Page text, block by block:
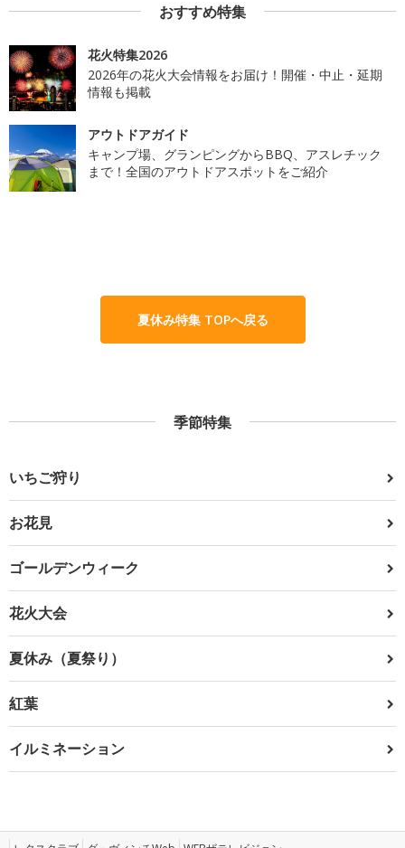
おすすめ特集
花火特集2026
2026年の花火大会情報をお届け！開催・中止・延期
情報も掲載
アウトドアガイド
キャンプ場、グランピングからBBQ、アスレチック
まで！全国のアウトドアスポットをご紹介
夏休み特集 TOPへ戻る
季節特集
いちご狩り
お花見
ゴールデンウィーク
花火大会
夏休み（夏祭り）
紅葉
イルミネーション